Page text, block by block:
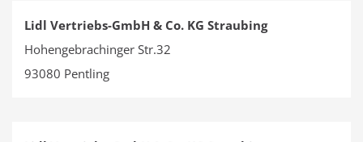
Lidl Vertriebs-GmbH & Co. KG Straubing
Hohengebrachinger Str.32
93080 Pentling